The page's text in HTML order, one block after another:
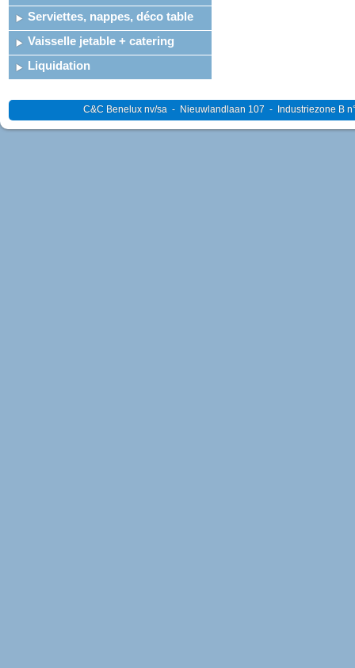
Serviettes, nappes, déco table
Vaisselle jetable + catering
Liquidation
C&C Benelux nv/sa - Nieuwlandlaan 107 - Industriezone B